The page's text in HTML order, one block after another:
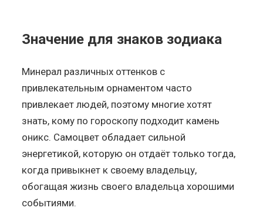
Значение для знаков зодиака
Минерал различных оттенков с
привлекательным орнаментом часто
привлекает людей, поэтому многие хотят
знать, кому по гороскопу подходит камень
оникс. Самоцвет обладает сильной
энергетикой, которую он отдаёт только тогда,
когда привыкнет к своему владельцу,
обогащая жизнь своего владельца хорошими
событиями.